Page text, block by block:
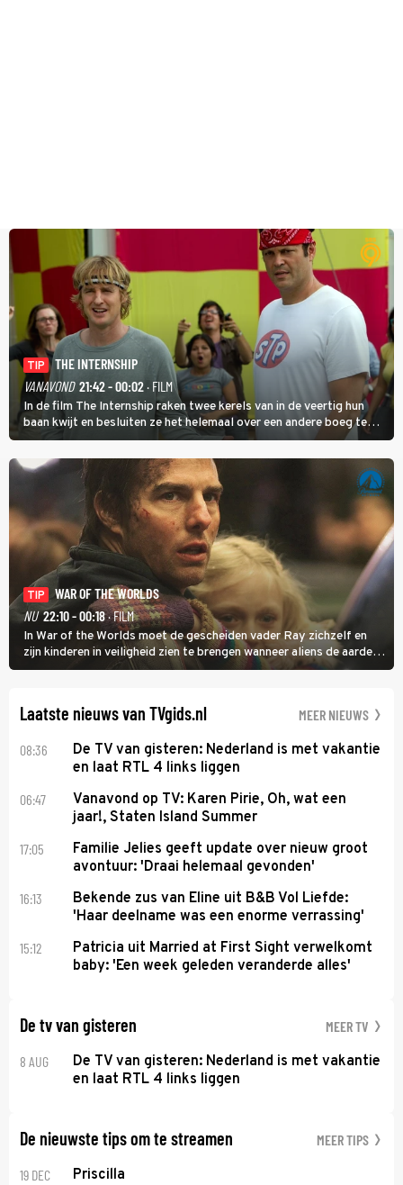
TIP
THE INTERNSHIP
VANAVOND 21:42 - 00:02· FILM
In de film The Internship raken twee kerels van in de veertig hun
baan kwijt en besluiten ze het helemaal over een andere boeg te
gooien door als stagiair aan de slag te gaan bij Google.
TIP
WAR OF THE WORLDS
NU 22:10 - 00:18· FILM
In War of the Worlds moet de gescheiden vader Ray zichzelf en
zijn kinderen in veiligheid zien te brengen wanneer aliens de aarde
aanvallen.
Laatste nieuws van TVgids.nl MEER NIEUWS
08:36
De TV van gisteren: Nederland is met vakantie
en laat RTL 4 links liggen
06:47
Vanavond op TV: Karen Pirie, Oh, wat een
jaar!, Staten Island Summer
17:05
Familie Jelies geeft update over nieuw groot
avontuur: 'Draai helemaal gevonden'
16:13
Bekende zus van Eline uit B&B Vol Liefde:
'Haar deelname was een enorme verrassing'
15:12
Patricia uit Married at First Sight verwelkomt
baby: 'Een week geleden veranderde alles'
De tv van gisteren MEER TV
8 AUG
De TV van gisteren: Nederland is met vakantie
en laat RTL 4 links liggen
De nieuwste tips om te streamen MEER TIPS
19 DEC Priscilla